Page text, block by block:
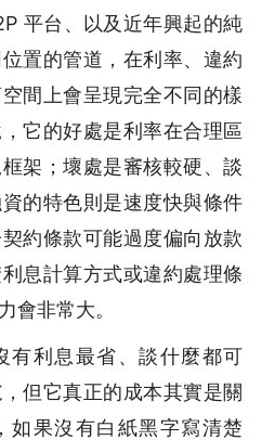
平台、以及近年興起的純
置的管道，在利率、違約
間上會呈現完全不同的樣
它的好處是利率在合理區
架；壞處是審核較硬、談
的特色則是速度快與條件
約條款可能過度偏向放款
息計算方式或違約處理條
會非常大。
有利息最省、談什麼都可
，但它真正的成本其實是關
如果沒有白紙黑字寫清楚